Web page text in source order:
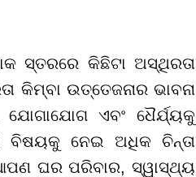
ସ୍ତରରେ କିଛିଟା ଅସ୍ଥିରତା
କିମ୍ବା ଉତ୍ତେଜନାର ଭାବନା
ଯୋଗାଯୋଗ ଏବଂ ଧୈର୍ଯ୍ୟକୁ
ବିଷୟକୁ ନେଇ ଅଧିକ ଚିନ୍ତା
ଘର ପରିବାର, ସ୍ୱାସ୍ଥ୍ୟ